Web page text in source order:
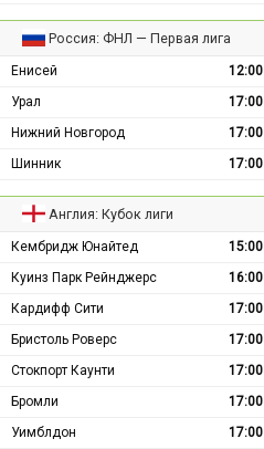
Россия: ФНЛ — Первая лига
Енисей 12:00
Урал
17:00
Нижний Новгород
17:00
Шинник
17:00
Англия: Кубок лиги
Кембридж Юнайтед 15:00
Куинз Парк Рейнджерс
16:00
Кардифф Сити
17:00
Бристоль Роверс
17:00
Стокпорт Каунти
17:00
Бромли
17:00
Уимблдон
17:00